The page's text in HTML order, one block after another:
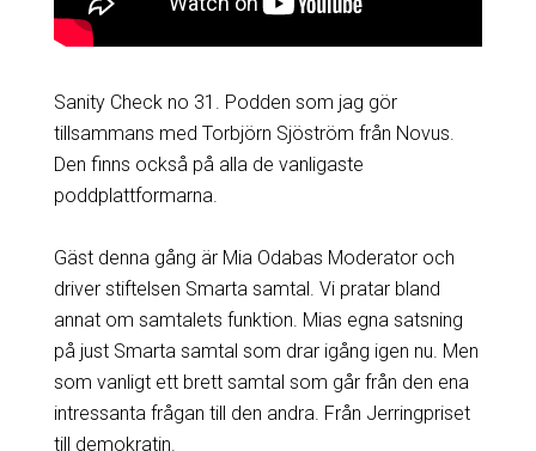
Sanity Check no 31. Podden som jag gör
tillsammans med Torbjörn Sjöström från Novus.
Den finns också på alla de vanligaste
poddplattformarna.
Gäst denna gång är Mia Odabas Moderator och
driver stiftelsen Smarta samtal. Vi pratar bland
annat om samtalets funktion. Mias egna satsning
på just Smarta samtal som drar igång igen nu. Men
som vanligt ett brett samtal som går från den ena
intressanta frågan till den andra. Från Jerringpriset
till demokratin.